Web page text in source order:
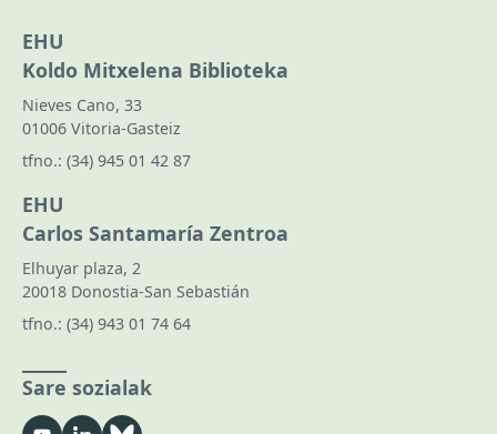
EHU
Koldo Mitxelena Biblioteka
Nieves Cano, 33
01006 Vitoria-Gasteiz
tfno.: (34) 945 01 42 87
EHU
Carlos Santamaría Zentroa
Elhuyar plaza, 2
20018 Donostia-San Sebastián
tfno.: (34) 943 01 74 64
Sare sozialak